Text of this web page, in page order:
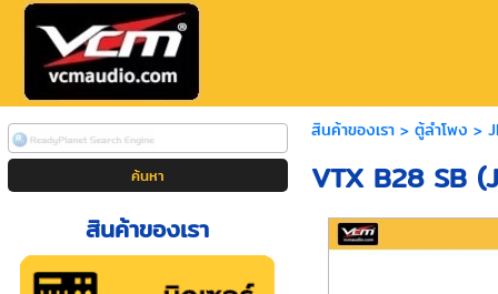
สินค้าของเรา
สินค้าของเรา> ตู้ลำโพง >
VTX B28 SB